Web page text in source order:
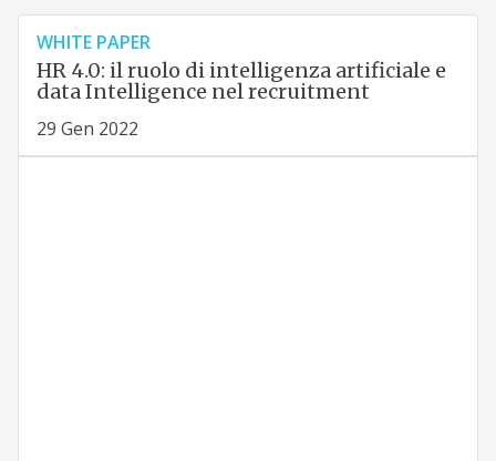
WHITE PAPER
HR 4.0: il ruolo di intelligenza artificiale e
data Intelligence nel recruitment
29 Gen 2022